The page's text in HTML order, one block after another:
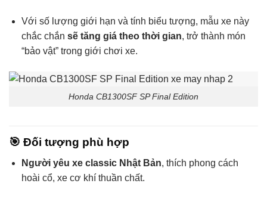
Với số lượng giới hạn và tính biểu tượng, mẫu xe này
chắc chắn sẽ tăng giá theo thời gian, trở thành món
“bảo vật” trong giới chơi xe.
Honda CB1300SF SP Final Edition
🎯 Đối tượng phù hợp
Người yêu xe classic Nhật Bản, thích phong cách
hoài cổ, xe cơ khí thuần chất.